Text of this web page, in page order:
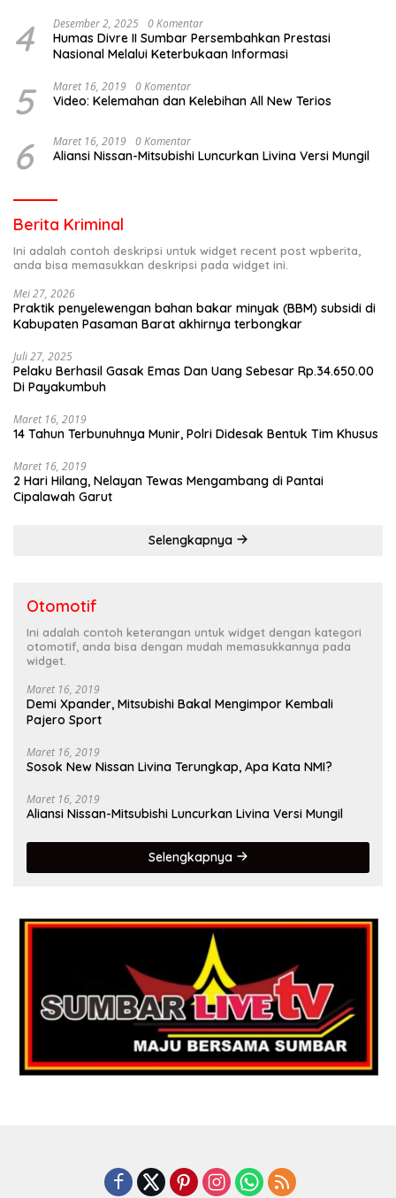
4 Desember 2, 2025 0 Komentar
Humas Divre II Sumbar Persembahkan Prestasi
Nasional Melalui Keterbukaan Informasi
5 Maret 16, 2019 0 Komentar
Video: Kelemahan dan Kelebihan All New Terios
6 Maret 16, 2019 0 Komentar
Aliansi Nissan-Mitsubishi Luncurkan Livina Versi Mungil
Berita Kriminal
Ini adalah contoh deskripsi untuk widget recent post wpberita,
anda bisa memasukkan deskripsi pada widget ini.
Mei 27, 2026
Praktik penyelewengan bahan bakar minyak (BBM) subsidi di
Kabupaten Pasaman Barat akhirnya terbongkar
Juli 27, 2025
Pelaku Berhasil Gasak Emas Dan Uang Sebesar Rp.34.650.00
Di Payakumbuh
Maret 16, 2019
14 Tahun Terbunuhnya Munir, Polri Didesak Bentuk Tim Khusus
Maret 16, 2019
2 Hari Hilang, Nelayan Tewas Mengambang di Pantai
Cipalawah Garut
Selengkapnya
Otomotif
Ini adalah contoh keterangan untuk widget dengan kategori
otomotif, anda bisa dengan mudah memasukkannya pada
widget.
Maret 16, 2019
Demi Xpander, Mitsubishi Bakal Mengimpor Kembali
Pajero Sport
Maret 16, 2019
Sosok New Nissan Livina Terungkap, Apa Kata NMI?
Maret 16, 2019
Aliansi Nissan-Mitsubishi Luncurkan Livina Versi Mungil
Selengkapnya